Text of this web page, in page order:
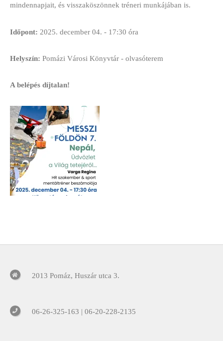
mindennapjait, és visszaköszönnek tréneri munkájában is.
Időpont: 2025. december 04. - 17:30 óra
Helyszín: Pomázi Városi Könyvtár - olvasóterem
A belépés díjtalan!
2013 Pomáz, Huszár utca 3.
06-26-325-163 | 06-20-228-2135